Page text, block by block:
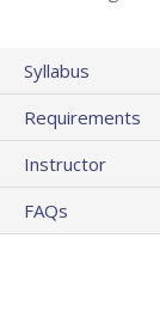
Syllabus
Requirements
Instructor
FAQs